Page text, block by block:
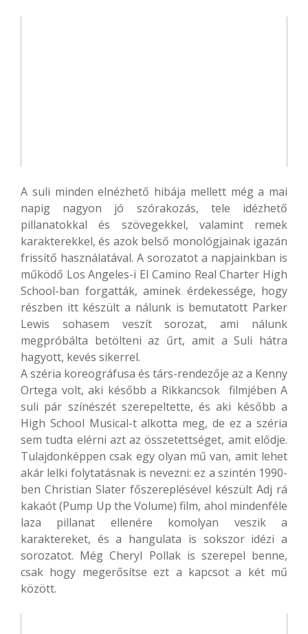
A suli minden elnézhető hibája mellett még a mai
napig nagyon jó szórakozás, tele idézhető
pillanatokkal és szövegekkel, valamint remek
karakterekkel, és azok belső monológjainak igazán
frissítő használatával. A sorozatot a napjainkban is
működő Los Angeles-i El Camino Real Charter High
School-ban forgatták, aminek érdekessége, hogy
részben itt készült a nálunk is bemutatott Parker
Lewis sohasem veszít sorozat, ami nálunk
megpróbálta betölteni az űrt, amit a Suli hátra
hagyott, kevés sikerrel.
A széria koreográfusa és társ-rendezője az a Kenny
Ortega volt, aki később a Rikkancsok filmjében A
suli pár színészét szerepeltette, és aki később a
High School Musical-t alkotta meg, de ez a széria
sem tudta elérni azt az összetettséget, amit elődje.
Tulajdonképpen csak egy olyan mű van, amit lehet
akár lelki folytatásnak is nevezni: ez a szintén 1990-
ben Christian Slater főszereplésével készült Adj rá
kakaót (Pump Up the Volume) film, ahol mindenféle
laza pillanat ellenére komolyan veszik a
karaktereket, és a hangulata is sokszor idézi a
sorozatot. Még Cheryl Pollak is szerepel benne,
csak hogy megerősítse ezt a kapcsot a két mű
között.